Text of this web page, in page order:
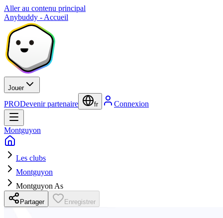
Aller au contenu principal
Anybuddy - Accueil
Jouer
PRODevenir partenaire fr Connexion
Montguyon
Les clubs
Montguyon
Montguyon As
Partager Enregistrer